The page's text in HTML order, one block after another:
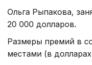
Ольга Рыпакова,
20 000 долларов.
Размеры премий в
местами (в